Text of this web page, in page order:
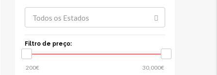
Todos os Estados
Filtro de preço: